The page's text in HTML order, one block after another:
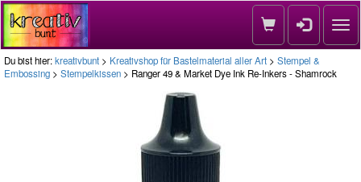
Du bist hier:kreativbunt > Kreativshop für Bastelmaterial aller Art > Stempel &
Embossing > Stempelkissen > Ranger 49 & Market Dye Ink Re-Inkers - Shamrock